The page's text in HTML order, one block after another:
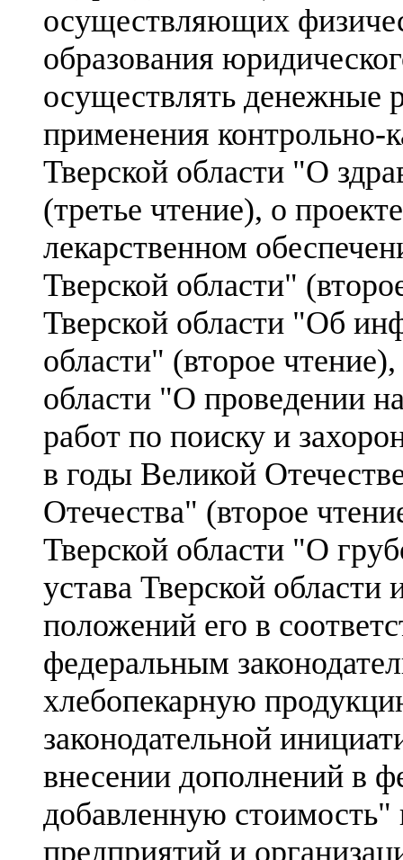
осуществляющих
образования
осуществлять денежные
применения контрольно-
Тверской области "О
(третье чтение), о
лекарственном
Тверской области"
Тверской области "Об
области" (второе
области "О проведении
работ по поиску и
в годы Великой
Отечества" (второе
Тверской области "О
устава Тверской
положений его в
федеральным
хлебопекарную
законодательной
внесении дополнений в
добавленную
предприятий и